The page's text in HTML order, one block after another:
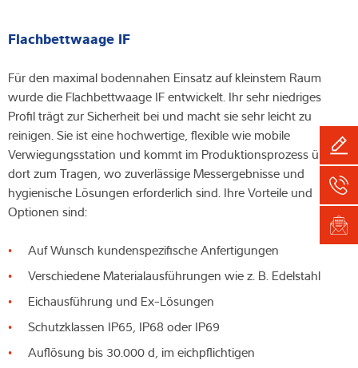
Flachbettwaage IF
Für den maximal bodennahen Einsatz auf kleinstem Raum
wurde die Flachbettwaage IF entwickelt. Ihr sehr niedriges
Profil trägt zur Sicherheit bei und macht sie sehr leicht zu
reinigen. Sie ist eine hochwertige, flexible wie mobile
Verwiegungsstation und kommt im Produktionsprozess überall
dort zum Tragen, wo zuverlässige Messergebnisse und
hygienische Lösungen erforderlich sind. Ihre Vorteile und
Optionen sind:
Auf Wunsch kundenspezifische Anfertigungen
Verschiedene Materialausführungen wie z. B. Edelstahl
Eichausführung und Ex-Lösungen
Schutzklassen IP65, IP68 oder IP69
Auflösung bis 30.000 d, im eichpflichtigen